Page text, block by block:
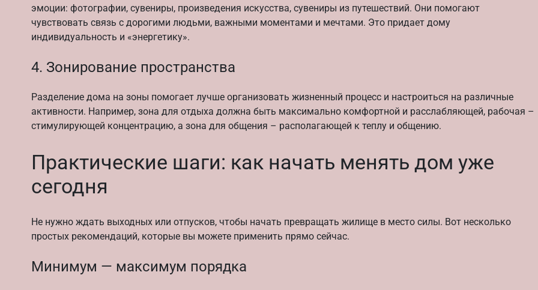
эмоции: фотографии, сувениры, произведения искусства, сувениры из путешествий. Они помогают
чувствовать связь с дорогими людьми, важными моментами и мечтами. Это придает дому
индивидуальность и «энергетику».
4. Зонирование пространства
Разделение дома на зоны помогает лучше организовать жизненный процесс и настроиться на различные
активности. Например, зона для отдыха должна быть максимально комфортной и расслабляющей, рабочая –
стимулирующей концентрацию, а зона для общения – располагающей к теплу и общению.
Практические шаги: как начать менять дом уже
сегодня
Не нужно ждать выходных или отпусков, чтобы начать превращать жилище в место силы. Вот несколько
простых рекомендаций, которые вы можете применить прямо сейчас.
Минимум — максимум порядка